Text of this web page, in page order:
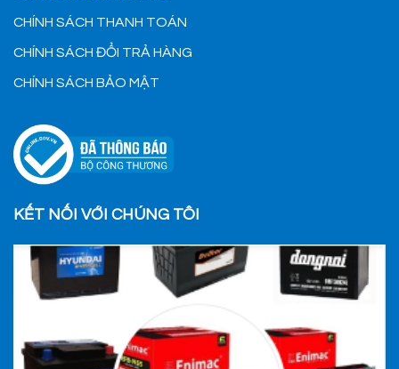
CHÍNH SÁCH THANH TOÁN
CHÍNH SÁCH ĐỔI TRẢ HÀNG
CHÍNH SÁCH BẢO MẬT
KẾT NỐI VỚI CHÚNG TÔI